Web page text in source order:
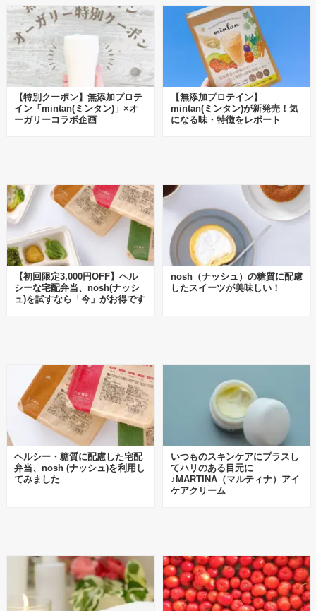
【特別クーポン】無添加プロテ
イン「mintan(ミンタン)」×オ
ーガリーコラボ企画
【無添加プロテイン】
mintan(ミンタン)が新発売！気
になる味・特徴をレポート
【初回限定3,000円OFF】ヘル
シーな宅配弁当、nosh(ナッシ
ュ)を試すなら「今」がお得です
nosh（ナッシュ）の糖質に配慮
したスイーツが美味しい！
ヘルシー・糖質に配慮した宅配
弁当、nosh (ナッシュ)を利用し
てみました
いつものスキンケアにプラスし
てハリのある目元に
♪MARTINA（マルティナ）アイ
ケアクリーム